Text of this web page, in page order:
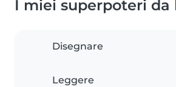
I miei superpoteri da
Disegnare
Leggere